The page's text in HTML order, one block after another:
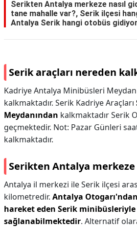
Serikten Antalya merkeze nasıl
tane mahalle var?, Serik ilçesi
Antalya Serik hangi otobüs
Serik araçları nereden
Kadriye Antalya Minibüsleri
kalkmaktadır. Serik Kadriye Araçları
Meydanından kalkmaktadır Serik
geçmektedir. Not: Pazar Günleri
kalkmaktadır.
Serikten Antalya merkeze
Antalya il merkezi ile Serik ilçesi
kilometredir. Antalya
hareket eden Serik minibüsleriyle
sağlanabilmektedir. Alternatif